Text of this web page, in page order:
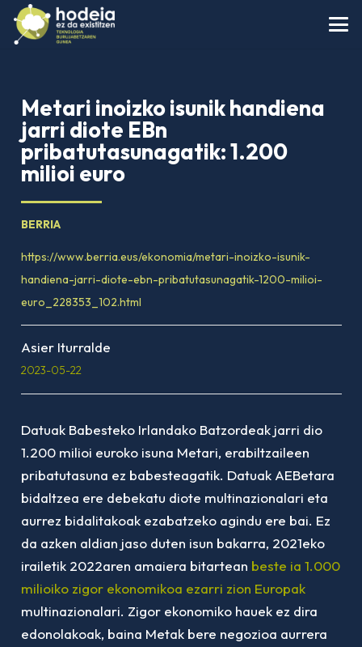
Metari inoizko isunik handiena
jarri diote EBn
pribatutasunagatik: 1.200
milioi euro
BERRIA
https://www.berria.eus/ekonomia/metari-inoizko-isunik-
handiena-jarri-diote-ebn-pribatutasunagatik-1200-milioi-
euro_228353_102.html
Asier Iturralde
2023-05-22
Datuak Babesteko Irlandako Batzordeak jarri dio
1.200 milioi euroko isuna Metari, erabiltzaileen
pribatutasuna ez babesteagatik. Datuak AEBetara
bidaltzea ere debekatu diote multinazionalari eta
aurrez bidalitakoak ezabatzeko agindu ere bai. Ez
da azken aldian jaso duten isun bakarra, 2021eko
irailetik 2022aren amaiera bitartean beste ia 1.000
milioiko zigor ekonomikoa ezarri zion Europak
multinazionalari. Zigor ekonomiko hauek ez dira
edonolakoak, baina Metak bere negozioa aurrera